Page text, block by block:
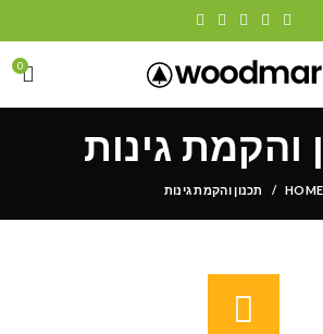
0
והקמת גינות
HOME תכנון והקמת גינות